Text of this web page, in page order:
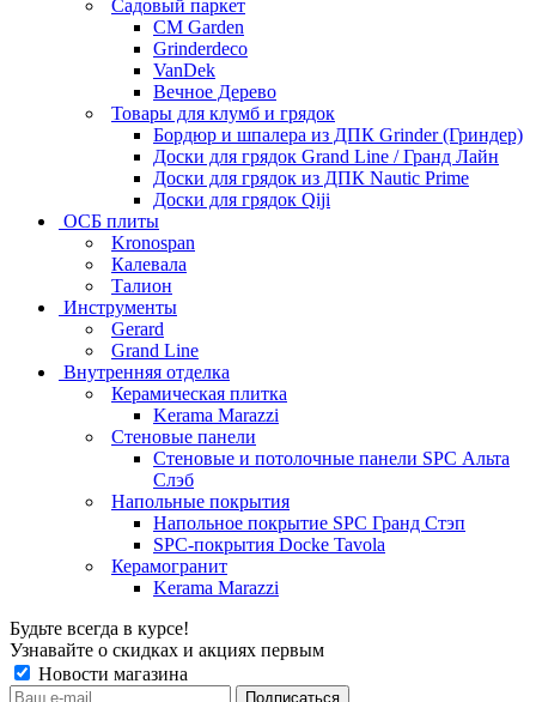
Садовый паркет
CM Garden
Grinderdeco
VanDek
Вечное Дерево
Товары для клумб и грядок
Бордюр и шпалера из ДПК Grinder (Гриндер)
Доски для грядок Grand Line / Гранд Лайн
Доски для грядок из ДПК Nautic Prime
Доски для грядок Qiji
ОСБ плиты
Kronospan
Калевала
Талион
Инструменты
Gerard
Grand Line
Внутренняя отделка
Керамическая плитка
Kerama Marazzi
Стеновые панели
Стеновые и потолочные панели SPC Альта
Слэб
Напольные покрытия
Напольное покрытие SPC Гранд Стэп
SPC-покрытия Docke Tavola
Керамогранит
Kerama Marazzi
Будьте всегда в курсе!
Узнавайте о скидках и акциях первым
Новости магазина